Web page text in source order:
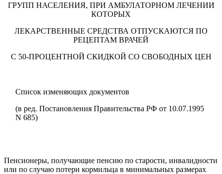
ГРУПП НАСЕЛЕНИЯ, ПРИ АМБУЛАТОРНОМ ЛЕЧЕНИИ
КОТОРЫХ
ЛЕКАРСТВЕННЫЕ СРЕДСТВА ОТПУСКАЮТСЯ ПО
РЕЦЕПТАМ ВРАЧЕЙ
С 50-ПРОЦЕНТНОЙ СКИДКОЙ СО СВОБОДНЫХ ЦЕН
Список изменяющих документов
(в ред. Постановления Правительства РФ от 10.07.1995
N 685)
Пенсионеры, получающие пенсию по старости, инвалидности
или по случаю потери кормильца в минимальных размерах